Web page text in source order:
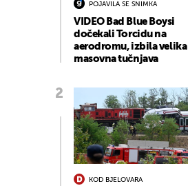
POJAVILA SE SNIMKA
VIDEO Bad Blue Boysi
dočekali Torcidu na
aerodromu, izbila velika
masovna tučnjava
KOD BJELOVARA